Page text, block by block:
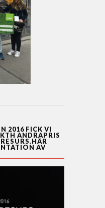
2016 FICK VI
ANDRAPRIS
AV